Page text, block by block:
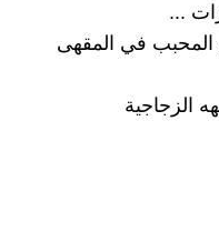
...
المحبب في المقهى
الزجاجية